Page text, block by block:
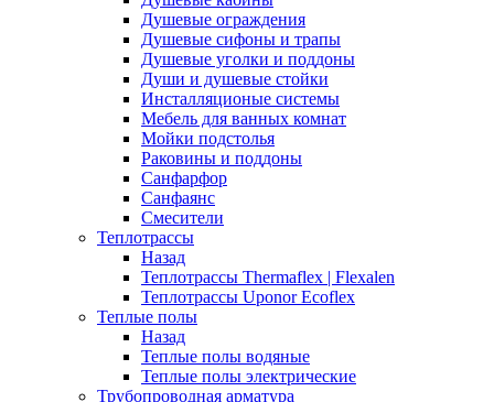
Душевые ограждения
Душевые сифоны и трапы
Душевые уголки и поддоны
Души и душевые стойки
Инсталляционые системы
Мебель для ванных комнат
Мойки подстолья
Раковины и поддоны
Санфарфор
Санфаянс
Смесители
Теплотрассы
Назад
Теплотрассы Thermaflex | Flexalen
Теплотрассы Uponor Ecoflex
Теплые полы
Назад
Теплые полы водяные
Теплые полы электрические
Трубопроводная арматура